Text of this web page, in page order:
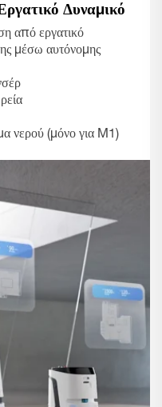
Δυναμικό
από εργατικό
μέσω αυτόνομης
νερού (μόνο για M1)